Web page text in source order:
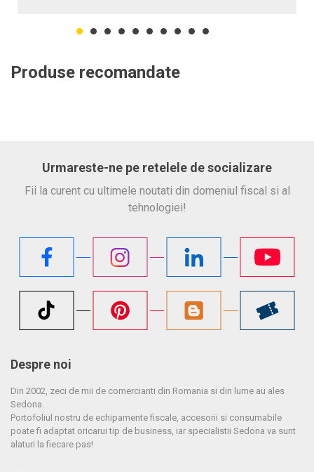
Produse recomandate
Urmareste-ne pe retelele de socializare
Fii la curent cu ultimele noutati din domeniul fiscal si al
tehnologiei!
Despre noi
Din 2002, zeci de mii de comercianti din Romania si din lume au ales
Sedona.
Portofoliul nostru de echipamente fiscale, accesorii si consumabile
poate fi adaptat oricarui tip de business, iar specialistii Sedona va sunt
alaturi la fiecare pas!